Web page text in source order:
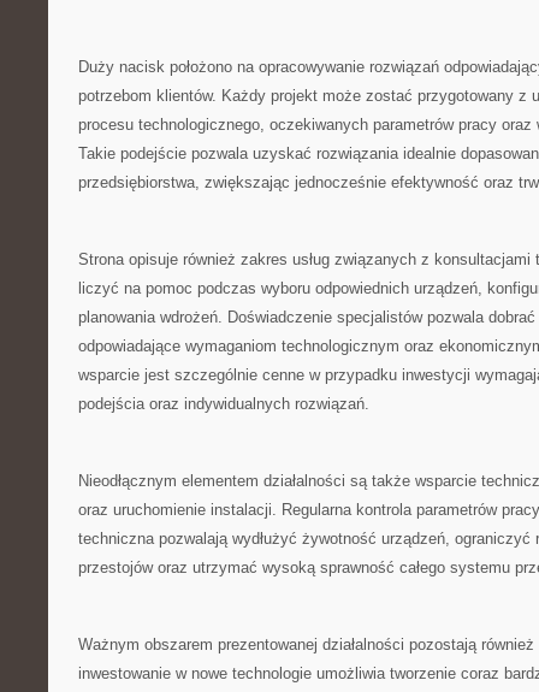
Duży nacisk położono na opracowywanie rozwiązań
potrzebom klientów. Każdy projekt może zostać przygotowany z
procesu technologicznego, oczekiwanych parametrów pracy
Takie podejście pozwala uzyskać rozwiązania idealnie
przedsiębiorstwa, zwiększając jednocześnie efektywność oraz
Strona opisuje również zakres usług związanych z
liczyć na pomoc podczas wyboru odpowiednich urządzeń,
planowania wdrożeń. Doświadczenie specjalistów pozwala
odpowiadające wymaganiom technologicznym oraz
wsparcie jest szczególnie cenne w przypadku inwestycji
podejścia oraz indywidualnych rozwiązań.
Nieodłącznym elementem działalności są także wsparcie
oraz uruchomienie instalacji. Regularna kontrola parametrów
techniczna pozwalają wydłużyć żywotność urządzeń, ograniczyć
przestojów oraz utrzymać wysoką sprawność całego systemu
Ważnym obszarem prezentowanej działalności pozostają również
inwestowanie w nowe technologie umożliwia tworzenie coraz